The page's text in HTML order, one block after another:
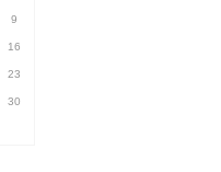
9
16
23
30